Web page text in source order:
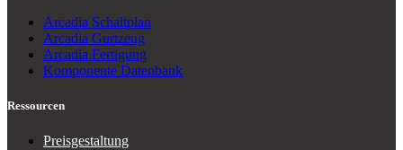
Arcadia Schaltplan
Arcadia Gurtzeug
Arcadia Fertigung
Komponente Datenbank
Ressourcen
Preisgestaltung